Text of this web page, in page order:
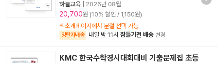
하늘교육
2026년 08월
20,700원 (10% 할인 / 1,150원)
책소개페이지에서 분철 선택 가능
양탄자배송 내일 밤 11시 잠들기전 배송 변경
KMC 한국수학경시대회대비 기출문제집 초등